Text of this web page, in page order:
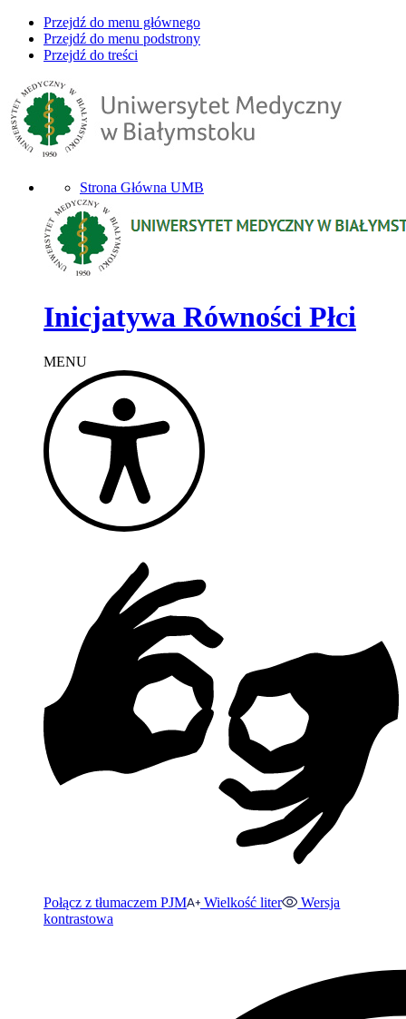
Przejdź do menu głównego
Przejdź do menu podstrony
Przejdź do treści
Strona Główna UMB
Inicjatywa Równości Płci
MENU
Połącz z tłumaczem PJM Wielkość liter
Wersja
kontrastowa